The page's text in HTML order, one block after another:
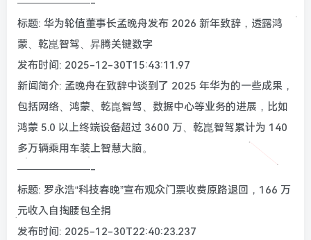
标题: 华为轮值董事长孟晚舟发布 2026 新年致辞，透露鸿
蒙、乾崑智驾、昇腾关键数字
发布时间: 2025-12-30T15:43:11.97
新闻简介: 孟晚舟在致辞中谈到了 2025 年华为的一些成果，
包括网络、鸿蒙、乾崑智驾、数据中心等业务的进展，比如
鸿蒙 5.0 以上终端设备超过 3600 万、乾崑智驾累计为 140
多万辆乘用车装上智慧大脑。
———————-
标题: 罗永浩“科技春晚”宣布观众门票收费原路退回，166 万
元收入自掏腰包全捐
发布时间: 2025-12-30T22:40:23.237